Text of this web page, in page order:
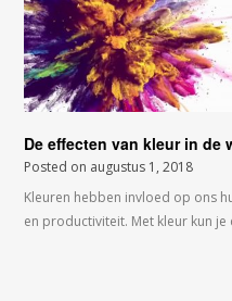
De effecten van kleur in de
Posted on augustus 1, 2018
Kleuren hebben invloed op ons
en productiviteit. Met kleur kun je